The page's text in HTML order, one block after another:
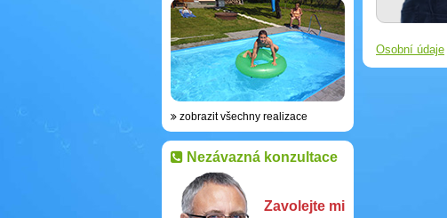
zobrazit všechny realizace
Nezávazná konzultace
Zavolejte mi
Osobní údaje